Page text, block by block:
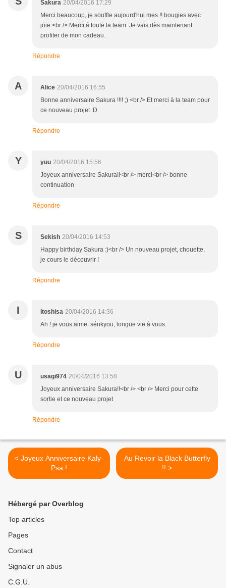
Sakura 20/04/2016 17:29
Merci beaucoup, je souffle aujourd'hui mes !! bougies avec
joie.<br /> Merci à toute la team. Je vais dès maintenant
profiter de mon cadeau.
Répondre
A Alice 20/04/2016 16:55
Bonne anniversaire Sakura !!!! ;) <br /> Et merci à la team pour
ce nouveau projet :D
Répondre
Y yuu 20/04/2016 15:56
Joyeux anniversaire Sakura!!<br /> merci<br /> bonne
continuation
Répondre
S Sekish 20/04/2016 14:53
Happy birthday Sakura :)<br /> Un nouveau projet, chouette,
je cours le découvrir !
Répondre
I Itoshisa 20/04/2016 14:36
Ah ! je vous aime. sénkyou, longue vie à vous.
Répondre
U usagi974 20/04/2016 13:58
Joyeux anniversaire Sakura!!<br /> <br /> Merci pour cette
sortie et ce nouveau projet
Répondre
< Joyeux Anniversaire Kaly-
Psa !
Au Revoir la Black Butterfly
!! >
Hébergé par Overblog
Top articles
Pages
Contact
Signaler un abus
C.G.U.